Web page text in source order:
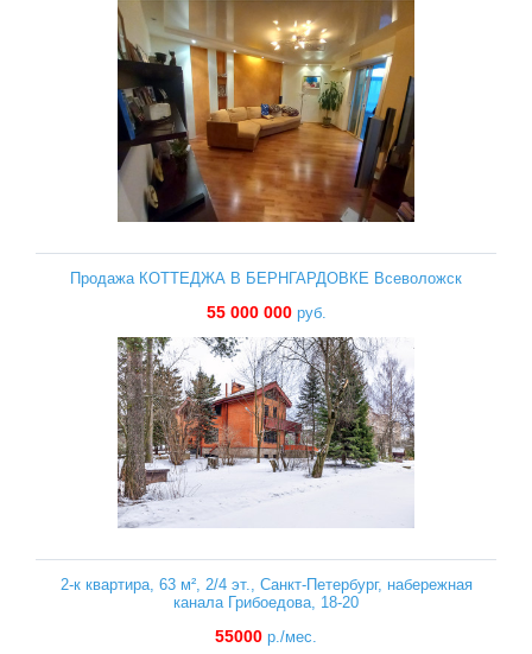
Продажа КОТТЕДЖА В БЕРНГАРДОВКЕ Всеволожск
55 000 000руб.
2-к квартира, 63 м², 2/4 эт., Санкт-Петербург, набережная
канала Грибоедова, 18-20
55000 р./мес.